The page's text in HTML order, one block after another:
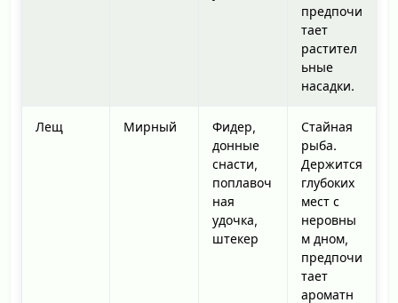
предпочи
тает
растител
ьные
насадки.
Лещ Мирный
Фидер,
донные
снасти,
поплавоч
ная
удочка,
штекер
Стайная
рыба.
Держится
глубоких
мест с
неровны
м дном,
предпочи
тает
ароматн